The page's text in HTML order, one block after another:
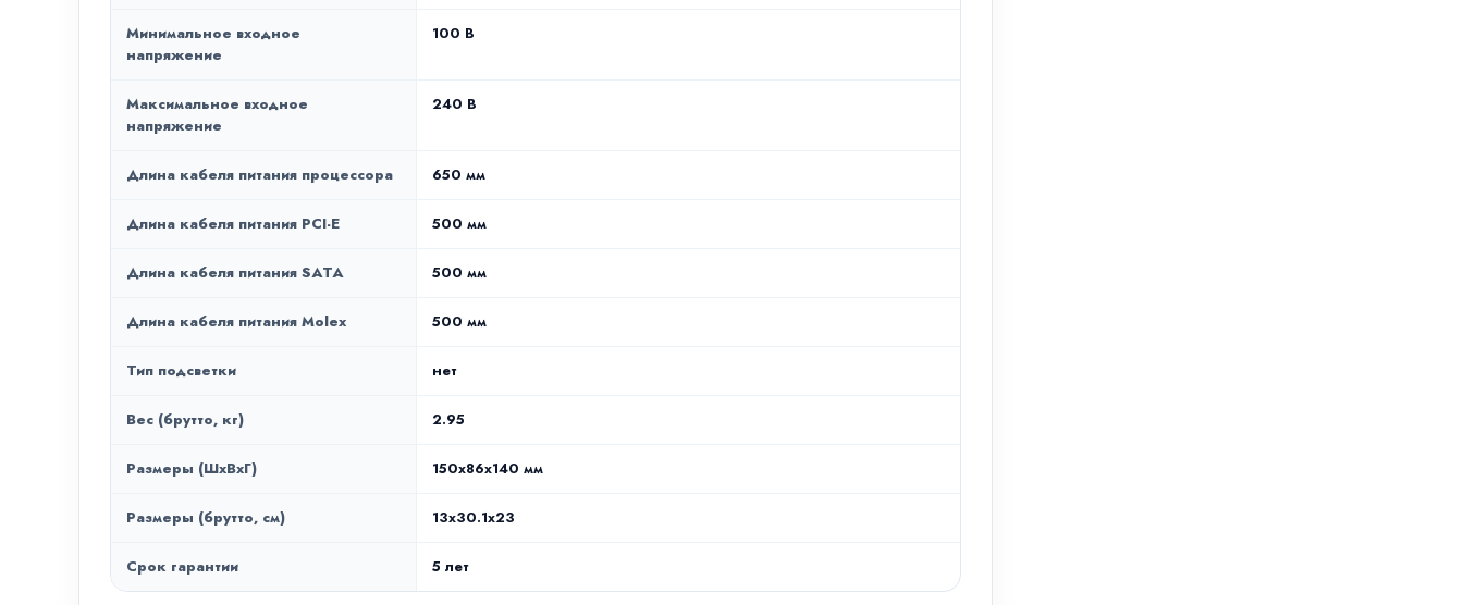
Минимальное входное
напряжение
100 В
Максимальное входное
напряжение
240 В
Длина кабеля питания процессора 650 мм
Длина кабеля питания PCI-E 500 мм
Длина кабеля питания SATA 500 мм
Длина кабеля питания Molex 500 мм
Тип подсветки нет
Вес (брутто, кг) 2.95
Размеры (ШxВxГ) 150x86x140 мм
Размеры (брутто, см) 13x30.1x23
Срок гарантии 5 лет